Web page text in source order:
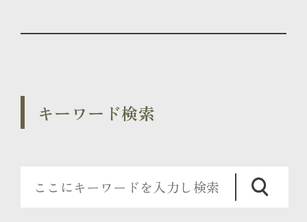
キーワード検索